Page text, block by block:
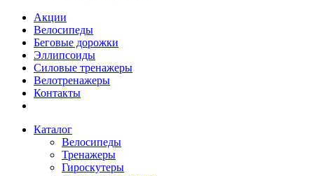
Акции
Велосипеды
Беговые дорожки
Эллипсоиды
Силовые тренажеры
Велотренажеры
Контакты
Каталог
Велосипеды
Тренажеры
Гироскутеры